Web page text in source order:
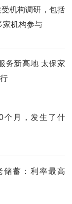
机构调研，包括
家机构参与
务新高地 太保家
个月，发生了什
储蓄：利率最高